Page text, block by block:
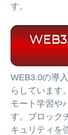
す。
WEB3.0の導
らしています
モート学習や
す。ブロック
キュリティを